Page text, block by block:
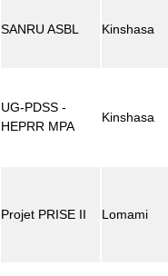
SANRU ASBL Kinshasa
UG-PDSS -
HEPRR MPA
Kinshasa
Projet PRISE II Lomami